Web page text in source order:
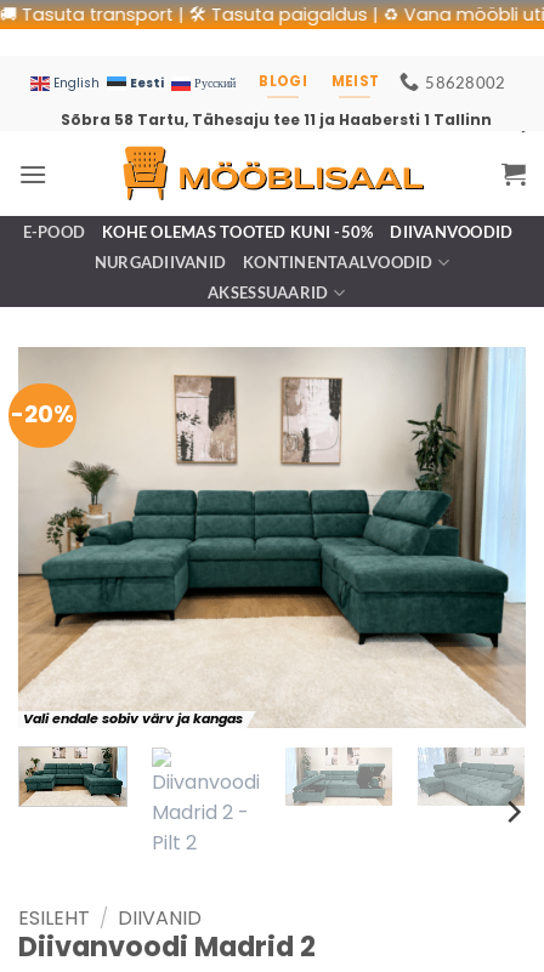
paigaldus | ♻️
English Eesti Русский BLOGI MEIST 58628002
Sõbra 58 Tartu, Tähesaju tee 11 ja Haabersti 1 Tallinn
E-POOD KOHE OLEMAS TOOTED KUNI -50%
DIIVANVOODID
NURGADIIVANID
KONTINENTAALVOODID
AKSESSUAARID
-20%
Vali endale sobiv värv ja kangas
ESILEHT / DIIVANID
Diivanvoodi Madrid 2